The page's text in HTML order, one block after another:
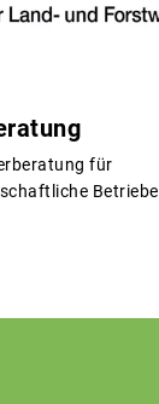
für
Betriebe